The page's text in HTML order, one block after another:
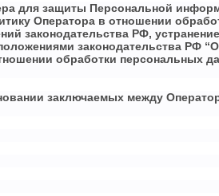
для защиты Персональной
Оператора в отношении
законодательства РФ,
законодательства РФ
обработки персональных
заключаемых между